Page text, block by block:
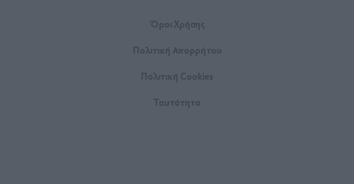
Όροι Xρήσης
Πολιτική Απορρήτου
Πολιτική Cookies
Ταυτότητα